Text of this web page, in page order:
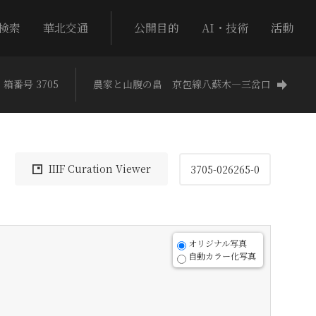
索 華北交通 公開目的 AI・技術 活動
箱番号 3705 農家と山腹の畠 京包線八蘇木―三岔口
IIIF Curation Viewer 3705-026265-0
オリジナル写真
自動カラー化写真